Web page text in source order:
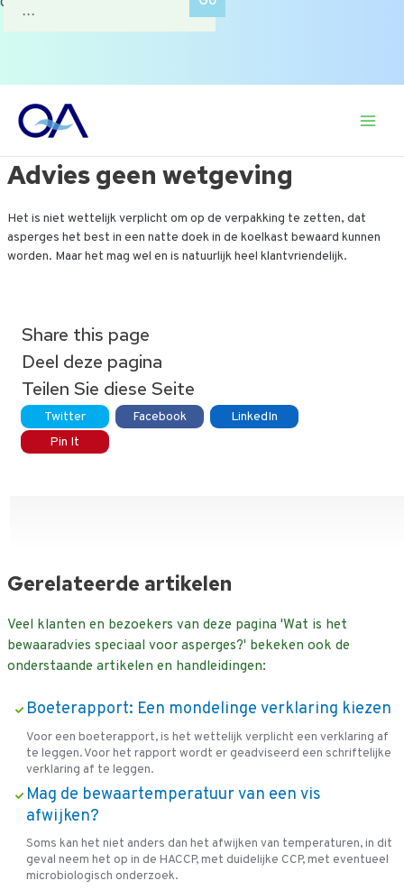
naar
Advies geen wetgeving
Het is niet wettelijk verplicht om op de verpakking te zetten, dat
asperges het best in een natte doek in de koelkast bewaard kunnen
worden. Maar het mag wel en is natuurlijk heel klantvriendelijk.
Share this page
Deel deze pagina
Teilen Sie diese Seite
Twitter Facebook
LinkedIn
Pin It
Gerelateerde artikelen
Veel klanten en bezoekers van deze pagina 'Wat is het
bewaaradvies speciaal voor asperges?' bekeken ook de
onderstaande artikelen en handleidingen:
Boeterapport: Een mondelinge verklaring kiezen
Voor een boeterapport, is het wettelijk verplicht een verklaring af
te leggen. Voor het rapport wordt er geadviseerd een schriftelijke
verklaring af te leggen.
Mag de bewaartemperatuur van een vis
afwijken?
Soms kan het niet anders dan het afwijken van temperaturen, in dit
geval neem het op in de HACCP, met duidelijke CCP, met eventueel
microbiologisch onderzoek.